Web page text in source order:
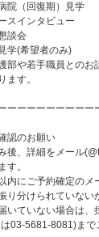
院（回復期）見学
スインタビュー
談会
学(希望者のみ)
部や若手職員とのお
ます。
ーーーーーーーーー
認のお願い
後、詳細をメール
す。
内にご予約確定の
り分けられていない
いていない場合は、
03-5681-8081)まで